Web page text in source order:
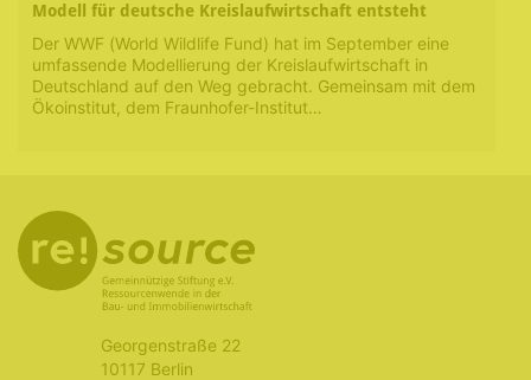
Modell für deutsche Kreislaufwirtschaft entsteht
Der WWF (World Wildlife Fund) hat im September eine
umfassende Modellierung der Kreislaufwirtschaft in
Deutschland auf den Weg gebracht. Gemeinsam mit dem
Ökoinstitut, dem Fraunhofer-Institut…
Georgenstraße 22
10117 Berlin